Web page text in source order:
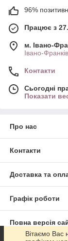
96%
Працює з
м. Івано-
Івано-
Контакти
Сьогодні
Показати
Про нас
Контакти
Доставка та
Графік роботи
Повна версія
Вітаємо Вас